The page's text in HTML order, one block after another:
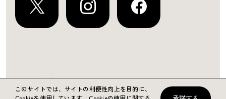
運営会社 プライバシーポリシー お問い合わせ
このサイトでは、サイトの利便性向上を目的に、